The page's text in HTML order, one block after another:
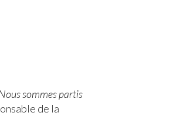
sommes partis
de la